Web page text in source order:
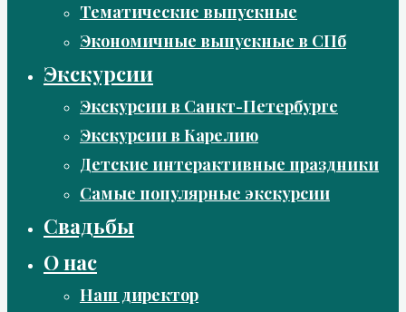
Тематические выпускные
Экономичные выпускные в СПб
Экскурсии
Экскурсии в Санкт-Петербурге
Экскурсии в Карелию
Детские интерактивные праздники
Самые популярные экскурсии
Свадьбы
О нас
Наш директор